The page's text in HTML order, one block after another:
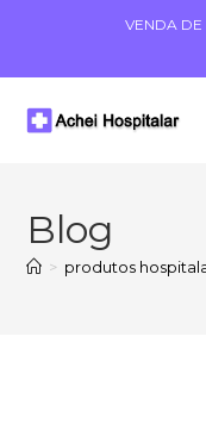
VENDA
Blog
> produtos